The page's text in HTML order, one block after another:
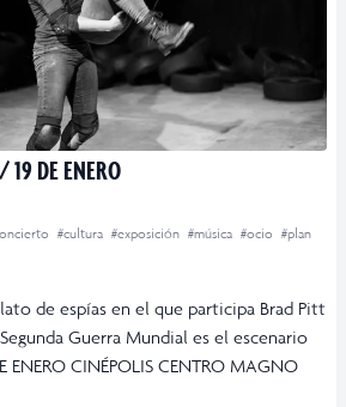
DE ENERO
#cultura #exposición #música #ocio #plan
de espías en el que participa Brad Pitt
Guerra Mundial es el escenario
ENERO CINÉPOLIS CENTRO MAGNO